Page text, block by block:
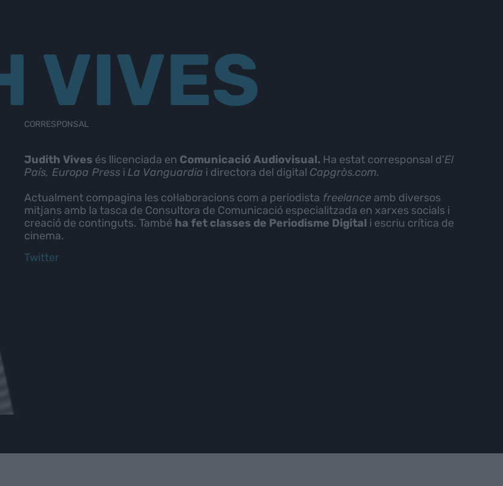
VIVES
CORRESPONSAL
Judith Vives és llicenciada en Comunicació Audiovisual. Ha estat corresponsal d'El
País, Europa Pressi La Vanguardia i directora del digital Capgròs.com.
Actualment compagina les col·laboracions com a periodista freelanceamb diversos
mitjans amb la tasca de Consultora de Comunicació especialitzada en xarxes socials i
creació de continguts. També ha fet classes de Periodisme Digital i escriu crítica de
cinema.
Twitter